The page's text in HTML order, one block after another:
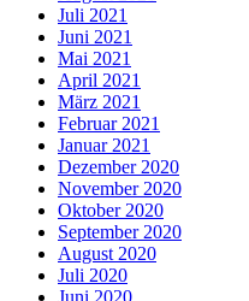
Juli 2021
Juni 2021
Mai 2021
April 2021
März 2021
Februar 2021
Januar 2021
Dezember 2020
November 2020
Oktober 2020
September 2020
August 2020
Juli 2020
Juni 2020